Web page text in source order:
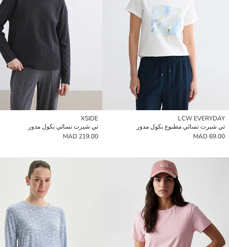
LCW EVERYDAY
تي شيرت نسائي مطبوع بكول مدور
69.00 MAD
XSIDE
تي شيرت نسائي بكول مدور
219.00 MAD